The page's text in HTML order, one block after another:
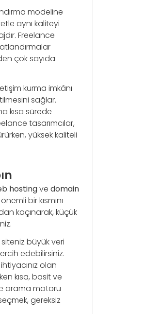
modeline
aynı kaliteyi
Freelance
çok sayıda
kurma imkânı
sağlar.
kısa sürede
tasarımcılar,
yüksek kaliteli
hostingve domain
bir kısmını
kaçınarak, küçük
siteniz büyük veri
edebilirsiniz.
olan
kısa, basit ve
arama motoru
gereksiz